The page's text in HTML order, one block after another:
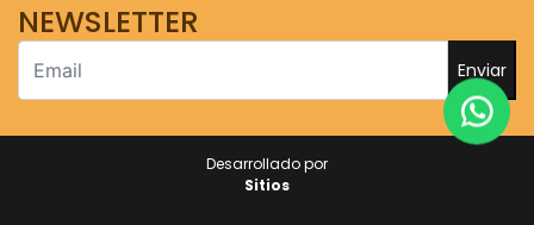
NEWSLETTER
Enviar
Desarrollado por
Sitios